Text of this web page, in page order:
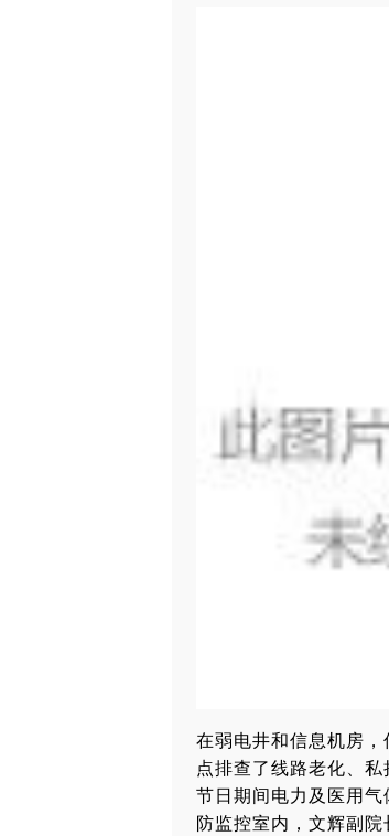
在弱电井和信息机房
点排查了线路老化、
节日期间电力及医用
防监控室内，文辉副